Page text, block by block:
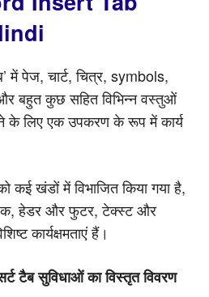
में पेज, चार्ट, चित्र, symbols,
बहुत कुछ सहित विभिन्न वस्तुओं
के लिए एक उपकरण के रूप में कार्य
कई खंडों में विभाजित किया गया है,
हेडर और फुटर, टेक्स्ट और
कार्यक्षमताएं हैं।
टैब सुविधाओं का विस्तृत विवरण